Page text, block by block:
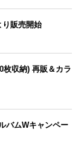
り販売開始
枚収納) 再販＆カラ
バムWキャンペー